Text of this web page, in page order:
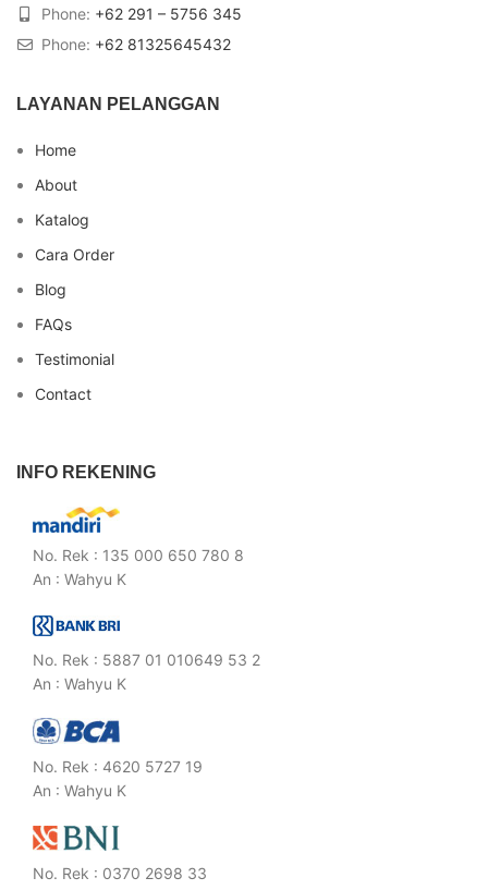
Phone: +62 291 – 5756 345
Phone: +62 81325645432
LAYANAN PELANGGAN
Home
About
Katalog
Cara Order
Blog
FAQs
Testimonial
Contact
INFO REKENING
No. Rek : 135 000 650 780 8
An : Wahyu K
No. Rek : 5887 01 010649 53 2
An : Wahyu K
No. Rek : 4620 5727 19
An : Wahyu K
No. Rek : 0370 2698 33